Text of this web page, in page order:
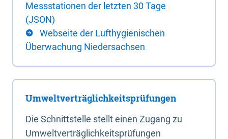
Messstationen der letzten 30 Tage
(JSON)
Webseite der Lufthygienischen
Überwachung Niedersachsen
Umweltverträglichkeitsprüfungen
Die Schnittstelle stellt einen Zugang zu
Umweltverträglichkeitsprüfungen